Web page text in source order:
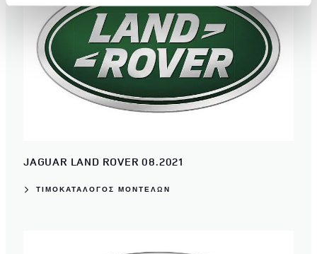
πληροφορίες που αφορούν τον τρόπο που
χρησιμοποιείτε τον ιστότοπό μας με συνεργάτες
κοινωνικών μέσων, διαφήμισης και αναλύσεων, οι
οποίοι ενδεχομένως να τις συνδυάσουν με άλλες
πληροφορίες που τους έχετε παραχωρήσει ή τις οποίες
έχουν συλλέξει σε σχέση με την από μέρους σας χρήση
των υπηρεσιών τους.
JAGUAR LAND ROVER 08.2021
ΤΙΜΟΚΑΤΑΛΟΓΟΣ ΜΟΝΤΕΛΩΝ